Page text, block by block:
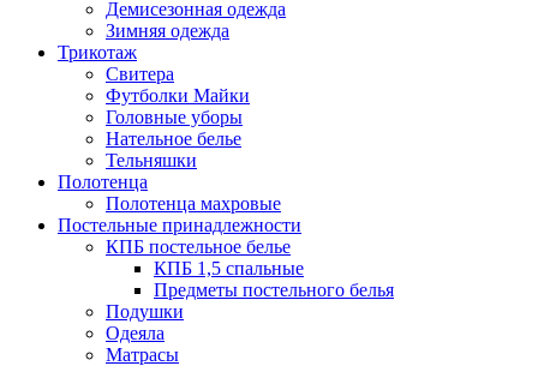
Демисезонная одежда
Зимняя одежда
Трикотаж
Свитера
Футболки Майки
Головные уборы
Нательное белье
Тельняшки
Полотенца
Полотенца махровые
Постельные принадлежности
КПБ постельное белье
КПБ 1,5 спальные
Предметы постельного белья
Подушки
Одеяла
Матрасы